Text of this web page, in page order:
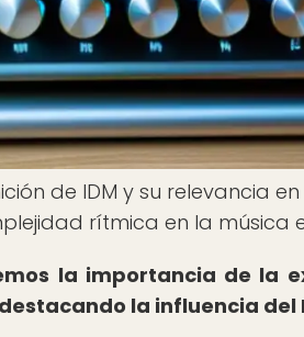
de IDM y su relevancia
rítmica en la música
la importancia de la
la influencia del